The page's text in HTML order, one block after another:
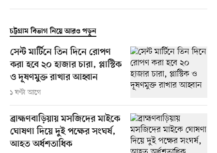
চট্টগ্রাম বিভাগ নিয়ে আরও পড়ুন
সেন্ট মার্টিনে তিন দিনে রোপণ
করা হবে ২০ হাজার চারা, প্লাস্টিক
ও দূষণমুক্ত রাখার আহ্বান
১ ঘণ্টা আগে
ব্রাহ্মণবাড়িয়ায় মসজিদের মাইকে
ঘোষণা দিয়ে দুই পক্ষের সংঘর্ষ,
আহত অর্ধশতাধিক